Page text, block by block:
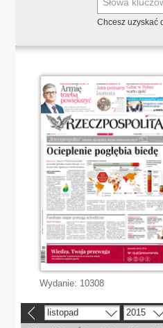
Chcesz uzyskać
Wydanie: 10308
listopad 2015